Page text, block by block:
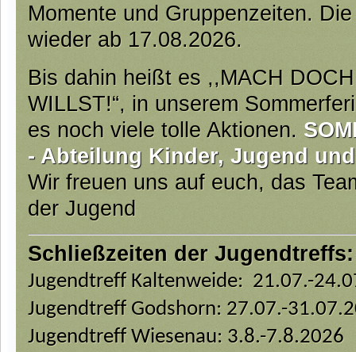
Momente und Gruppenzeiten.
wieder ab 17.08.2026.
Bis dahin heißt es ,,MACH
WILLST!“, in unserem
es noch viele tolle Aktionen.
- Abteilung Kinder, Jugend
Wir freuen uns auf euch, das
der Jugend
Schließzeiten der Jugendtreffs:
Jugendtreff Kaltenweide: 21.07.-
Jugendtreff Godshorn: 27.07.-
Jugendtreff Wiesenau: 3.8.-7.8.2026